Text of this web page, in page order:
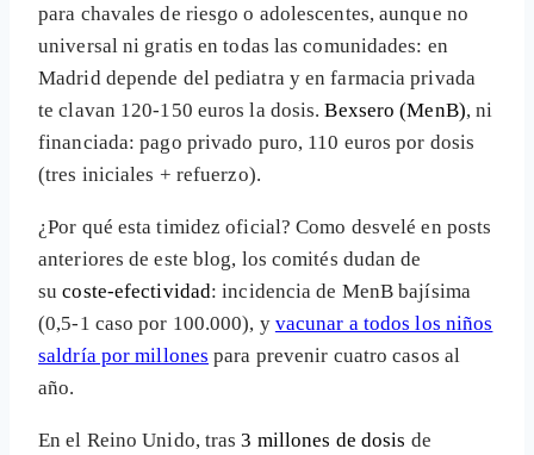
para chavales de riesgo o adolescentes, aunque no
universal ni gratis en todas las comunidades: en
Madrid depende del pediatra y en farmacia privada
te clavan 120-150 euros la dosis.Bexsero (MenB), ni
financiada: pago privado puro, 110 euros por dosis
(tres iniciales + refuerzo).
¿Por qué esta timidez oficial? Como desvelé en posts
anteriores de este blog, los comités dudan de
sucoste-efectividad: incidencia de MenB bajísima
(0,5-1 caso por 100.000), y vacunar a todos los niños
saldría por millones para prevenir cuatro casos al
año.
En el Reino Unido, tras3 millones de dosis de